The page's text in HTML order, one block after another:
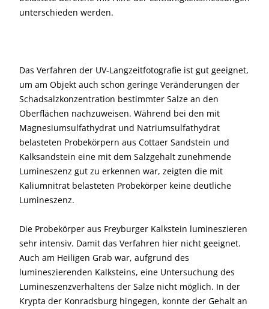
unterschieden werden.
Das Verfahren der UV-Langzeitfotografie ist gut geeignet,
um am Objekt auch schon geringe Veränderungen der
Schadsalzkonzentration bestimmter Salze an den
Oberflächen nachzuweisen. Während bei den mit
Magnesiumsulfathydrat und Natriumsulfathydrat
belasteten Probekörpern aus Cottaer Sandstein und
Kalksandstein eine mit dem Salzgehalt zunehmende
Lumineszenz gut zu erkennen war, zeigten die mit
Kaliumnitrat belasteten Probekörper keine deutliche
Lumineszenz.
Die Probekörper aus Freyburger Kalkstein lumineszieren
sehr intensiv. Damit das Verfahren hier nicht geeignet.
Auch am Heiligen Grab war, aufgrund des
lumineszierenden Kalksteins, eine Untersuchung des
Lumineszenzverhaltens der Salze nicht möglich. In der
Krypta der Konradsburg hingegen, konnte der Gehalt an